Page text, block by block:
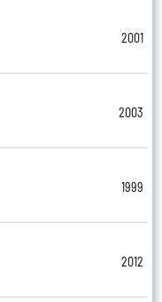
2001
2003
1999
2012